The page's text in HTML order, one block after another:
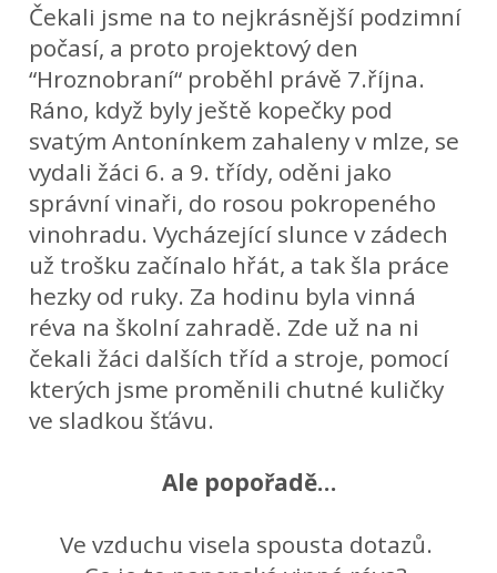
Čekali jsme na to nejkrásnější podzimní
počasí, a proto projektový den
“Hroznobraní“ proběhl právě 7.října.
Ráno, když byly ještě kopečky pod
svatým Antonínkem zahaleny v mlze, se
vydali žáci 6. a 9. třídy, oděni jako
správní vinaři, do rosou pokropeného
vinohradu. Vycházející slunce v zádech
už trošku začínalo hřát, a tak šla práce
hezky od ruky. Za hodinu byla vinná
réva na školní zahradě. Zde už na ni
čekali žáci dalších tříd a stroje, pomocí
kterých jsme proměnili chutné kuličky
ve sladkou šťávu.
Ale popořadě…
Ve vzduchu visela spousta dotazů.